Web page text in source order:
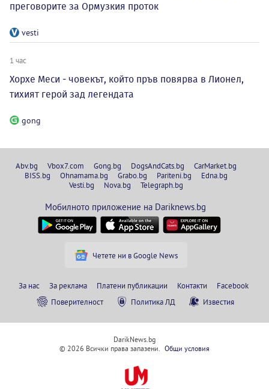
преговорите за Ормузкия проток
vesti
1 час
Хорхе Меси - човекът, който пръв повярва в Лионел,
тихият герой зад легендата
gong
Abv.bg Vbox7.com Gong.bg DogsAndCats.bg
CarMarket.bg
BISS.bg
Ohnamama.bg Grabo.bg Pariteni.bg
Edna.bg
Vesti.bg
Nova.bg Telegraph.bg
Мобилното приложение на Dariknews.bg
Четете ни в Google News
За нас За реклама Платени публикации Контакти
Facebook
Поверителност
Политика ЛД Известия
DarikNews.bg
© 2026 Всички права запазени. Общи условия